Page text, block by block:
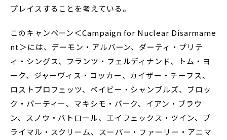
プレイスすることを考えている。
このキャンペーン＜Campaign for Nuclear Disarmame
nt＞には、デーモン・アルバーン、ダーティ・プリテ
ィ・シングス、フランツ・フェルディナンド、トム・ヨ
ーク、ジャーヴィス・コッカー、カイザー・チーフス、
ロストプロフェッツ、ベイビー・シャンブルズ、ブロッ
ク・パーティー、マキシモ・パーク、イアン・ブラウ
ン、スノウ・パトロール、エイフェックス・ツイン、プ
ライマル・スクリーム、スーパー・ファーリー・アニマ